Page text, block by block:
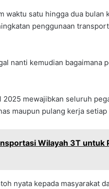
satu hingga dua bulan
penggunaan
nanti kemudian bagaimana
mewajibkan seluruh
maupun pulang kerja setiap
Wilayah 3T untuk
nyata kepada masyarakat